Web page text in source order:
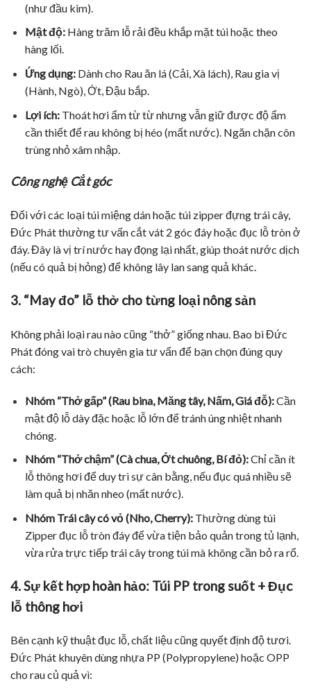
(như đầu kim).
Mật độ:Hàng trăm lỗ rải đều khắp mặt túi hoặc theo
hàng lối.
Ứng dụng:Dành cho Rau ăn lá (Cải, Xà lách), Rau gia vị
(Hành, Ngò), Ớt, Đậu bắp.
Lợi ích:Thoát hơi ẩm từ từ nhưng vẫn giữ được độ ẩm
cần thiết để rau không bị héo (mất nước). Ngăn chặn côn
trùng nhỏ xâm nhập.
Công nghệ Cắt góc
Đối với các loại túi miệng dán hoặc túi zipper đựng trái cây,
Đức Phát thường tư vấn cắt vát 2 góc đáy hoặc đục lỗ tròn ở
đáy. Đây là vị trí nước hay đọng lại nhất, giúp thoát nước dịch
(nếu có quả bị hỏng) để không lây lan sang quả khác.
3. “May đo” lỗ thở cho từng loại nông sản
Không phải loại rau nào cũng “thở” giống nhau. Bao bì Đức
Phát đóng vai trò chuyên gia tư vấn để bạn chọn đúng quy
cách:
Nhóm “Thở gấp” (Rau bina, Măng tây, Nấm, Giá đỗ):Cần
mật độ lỗ dày đặc hoặc lỗ lớn để tránh úng nhiệt nhanh
chóng.
Nhóm “Thở chậm” (Cà chua, Ớt chuông, Bí đỏ):Chỉ cần ít
lỗ thông hơi để duy trì sự cân bằng, nếu đục quá nhiều sẽ
làm quả bị nhăn nheo (mất nước).
Nhóm Trái cây có vỏ (Nho, Cherry):Thường dùng túi
Zipper đục lỗ tròn đáy để vừa tiện bảo quản trong tủ lạnh,
vừa rửa trực tiếp trái cây trong túi mà không cần bỏ ra rổ.
4. Sự kết hợp hoàn hảo: Túi PP trong suốt + Đục
lỗ thông hơi
Bên cạnh kỹ thuật đục lỗ, chất liệu cũng quyết định độ tươi.
Đức Phát khuyên dùng nhựa PP (Polypropylene) hoặc OPP
cho rau củ quả vì: